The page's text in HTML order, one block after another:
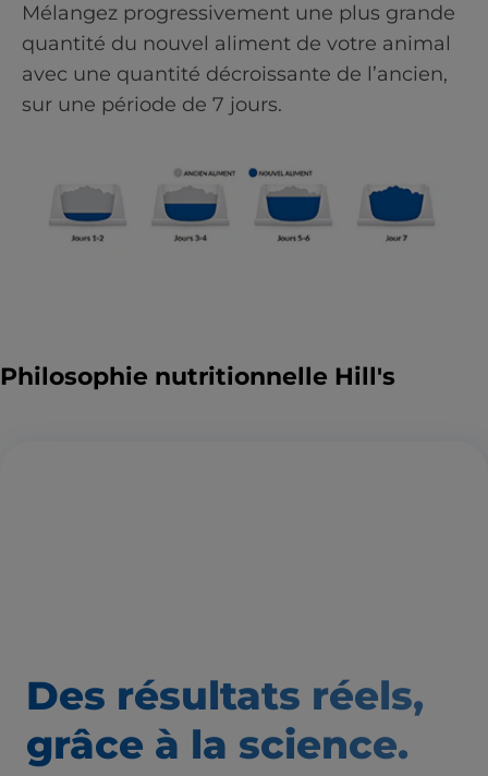
Mélangez progressivement une plus grande
quantité du nouvel aliment de votre animal
avec une quantité décroissante de l’ancien,
sur une période de 7 jours.
Philosophie nutritionnelle Hill's
Des résultats réels,
grâce à la science.